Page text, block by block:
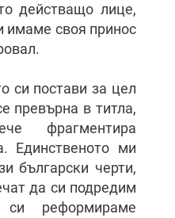
действащо лице,
имаме своя принос
си постави за цел
превърна в титла,
фрагментира
Единственото ми
български черти,
да си подредим
реформираме